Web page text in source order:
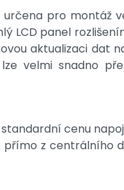
určena pro montáž
panel
aktualizaci
velmi snadno
cenu
přímo z